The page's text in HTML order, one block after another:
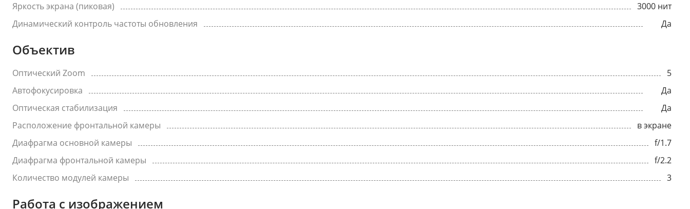
Яркость экрана (пиковая)
3000 нит
Динамический контроль частоты обновления
Да
Объектив
Оптический Zoom
5
Автофокусировка
Да
Оптическая стабилизация
Да
Расположение фронтальной камеры
в экране
Диафрагма основной камеры
f/1.7
Диафрагма фронтальной камеры
f/2.2
Количество модулей камеры
3
Работа с изображением